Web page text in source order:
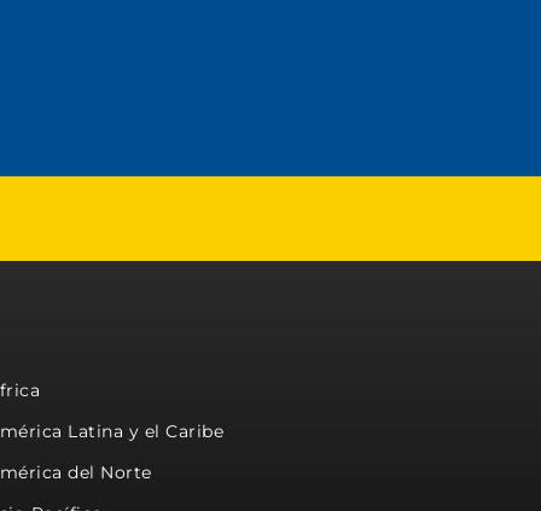
Latina y el Caribe
del Norte